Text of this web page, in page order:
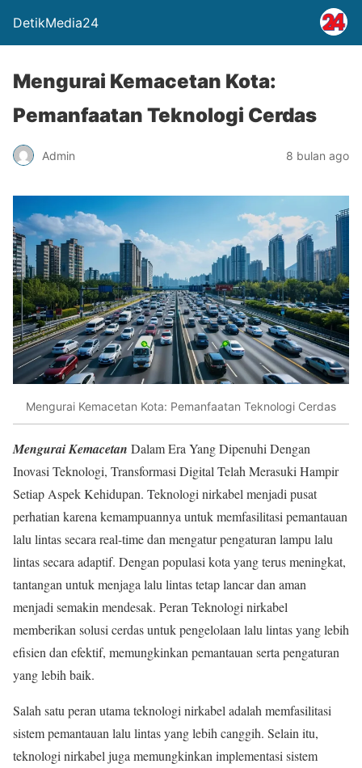
DetikMedia24
Mengurai Kemacetan Kota:
Pemanfaatan Teknologi Cerdas
Admin 8 bulan ago
Mengurai Kemacetan Kota: Pemanfaatan Teknologi Cerdas
Mengurai Kemacetan Dalam Era Yang Dipenuhi Dengan
Inovasi Teknologi, Transformasi Digital Telah Merasuki Hampir
Setiap Aspek Kehidupan. Teknologi nirkabel menjadi pusat
perhatian karena kemampuannya untuk memfasilitasi pemantauan
lalu lintas secara real-time dan mengatur pengaturan lampu lalu
lintas secara adaptif. Dengan populasi kota yang terus meningkat,
tantangan untuk menjaga lalu lintas tetap lancar dan aman
menjadi semakin mendesak. Peran Teknologi nirkabel
memberikan solusi cerdas untuk pengelolaan lalu lintas yang lebih
efisien dan efektif, memungkinkan pemantauan serta pengaturan
yang lebih baik.
Salah satu peran utama teknologi nirkabel adalah memfasilitasi
sistem pemantauan lalu lintas yang lebih canggih. Selain itu,
teknologi nirkabel juga memungkinkan implementasi sistem